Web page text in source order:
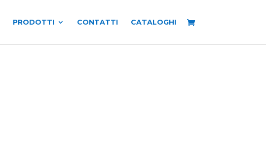
PRODOTTI CONTATTI CATALOGHI